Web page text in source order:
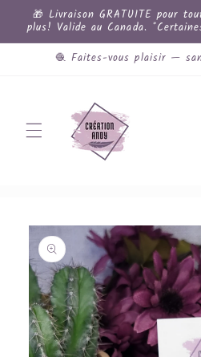
et
passer
au
contenu
🎁 Livraison GRATUITE pour
plus! Valide au Canada.
🧶 Faites-vous plaisir —
Passer aux
informations
produits